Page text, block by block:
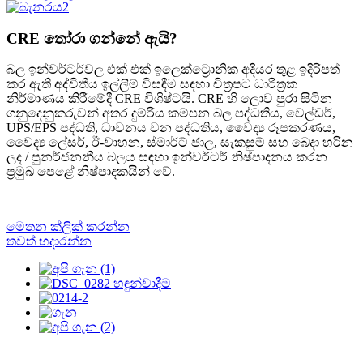
CRE තෝරා ගන්නේ ඇයි?
බල ඉන්වර්ටර්වල එක් එක් ඉලෙක්ට්‍රොනික අදියර තුළ ඉදිරිපත්
කර ඇති අද්විතීය ඉල්ලීම් විසඳීම සඳහා චිත්‍රපට ධාරිත්‍රක
නිර්මාණය කිරීමේදී CRE විශිෂ්ටයි. CRE හි ලොව පුරා සිටින
ගනුදෙනුකරුවන් අතර දුම්රිය කම්පන බල පද්ධතිය, වෙල්ඩර්,
UPS/EPS පද්ධති, ධාවනය වන පද්ධතිය, වෛද්‍ය රූපකරණය,
වෛද්‍ය ලේසර්, ඊ-වාහන, ස්මාර්ට් ජාල, සැකසුම් සහ බෙදා හරින
ලද / පුනර්ජනනීය බලය සඳහා ඉන්වර්ටර් නිෂ්පාදනය කරන
ප්‍රමුඛ පෙළේ නිෂ්පාදකයින් වේ.
මෙතන ක්ලික් කරන්න
තවත් හදාරන්න